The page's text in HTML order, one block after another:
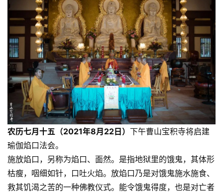
策
法
规
免
责
声
明
农历七月十五（2021年8月22日） 下午曹山宝积寺将启建
瑜伽焰口法会。
施放焰口，另称为焰口、面然。是指地狱里的饿鬼，其体形
枯瘦，咽细如针，口吐火焰。放焰口乃是对饿鬼施水施食、
救其饥渴之苦的一种佛教仪式。能令饿鬼得度，也是对亡者